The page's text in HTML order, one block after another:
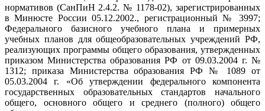
нормативов (СанПиН 2.4.2. № 1178-02), зарегистрированных
в Минюсте России 05.12.2002., регистрационный № 3997;
Федерального базисного учебного плана и примерных
учебных планов для общеобразовательных учреждений РФ,
реализующих программы общего образования, утвержденных
приказом Министерства образования РФ от 09.03.2004 г. №
1312; приказа Министерства образования РФ № 1089 от
05.03.2004 г. «Об утверждении федерального компонента
государственных образовательных стандартов начального
общего, основного общего и среднего (полного) общего